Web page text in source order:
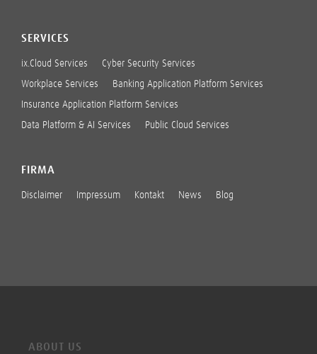
SERVICES
ix.Cloud Services Cyber Security Services
Workplace Services Banking Application Platform Services
Insurance Application Platform Services
Data Platform & AI Services Public Cloud Services
FIRMA
Disclaimer Impressum Kontakt News Blog
ABOUT US